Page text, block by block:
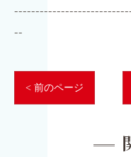
--
< 前のページ